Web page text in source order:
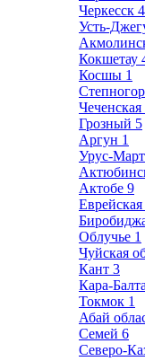
Черкесск 4
Усть-
Кокшетау
Косшы 1
Грозный 5
Аргун 1
Урус-
Актобе 9
Облучье 1
Чуйская
Кант 3
Кара-Балта
Токмок 1
Абай
Семей 6
Северо-